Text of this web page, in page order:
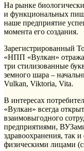
На рынке
и функциональных
наше предприятие
момента его создания.
Зарегистрированный
«НПП «Вулкан»
три стилизованные
земного шара –
Vulkan, Viktoria, Vita.
В интересах
«Вулкан» всегда
взаимовыгодного
предприятиями,
здравоохранения, так
физическими лицами